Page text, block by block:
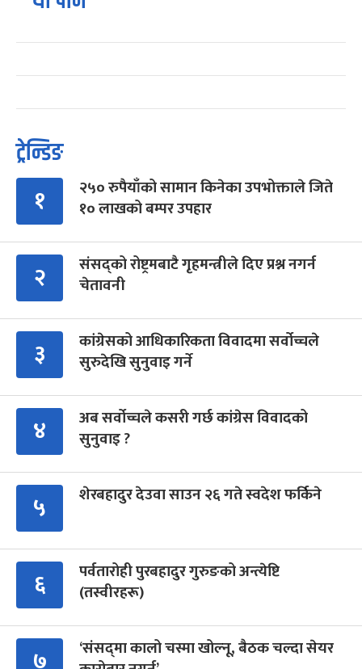
ट्रेन्डिङ
१
२५० रुपैयाँको सामान किनेका उपभोक्ताले जिते
१० लाखको बम्पर उपहार
२
संसद्को रोष्ट्रमबाटै गृहमन्त्रीले दिए प्रश्न नगर्न
चेतावनी
३
कांग्रेसको आधिकारिकता विवादमा सर्वोच्चले
सुरुदेखि सुनुवाइ गर्ने
४
अब सर्वोच्चले कसरी गर्छ कांग्रेस विवादको
सुनुवाइ ?
५ शेरबहादुर देउवा साउन २६ गते स्वदेश फर्किने
६
पर्वतारोही पुरबहादुर गुरुङको अन्त्येष्टि
(तस्वीरहरू)
‘संसद्‍मा कालो चस्मा खोल्नू, बैठक चल्दा सेयर